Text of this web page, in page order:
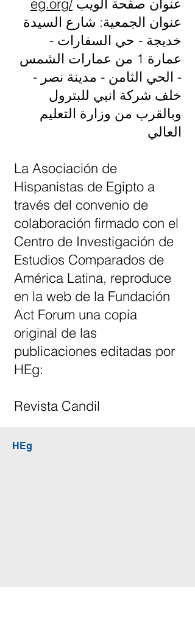
eg.org/ عنوان صفحة الويب
عنوان الجمعية: شارع السيدة
خديجة - حي السفارات -
عمارة 1 من عمارات الشمس
- الحي الثامن - مدينة نصر -
خلف شركة انبي للبترول
وبالقرب من وزارة التعليم
العالي
La Asociación de
Hispanistas de Egipto a
través del convenio de
colaboración firmado con el
Centro de Investigación de
Estudios Comparados de
América Latina, reproduce
en la web de la Fundación
Act Forum una copia
original de las
publicaciones editadas por
HEg:
Revista Candil
HEg